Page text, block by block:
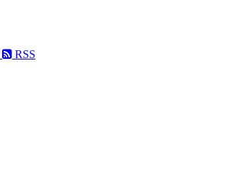
RSS